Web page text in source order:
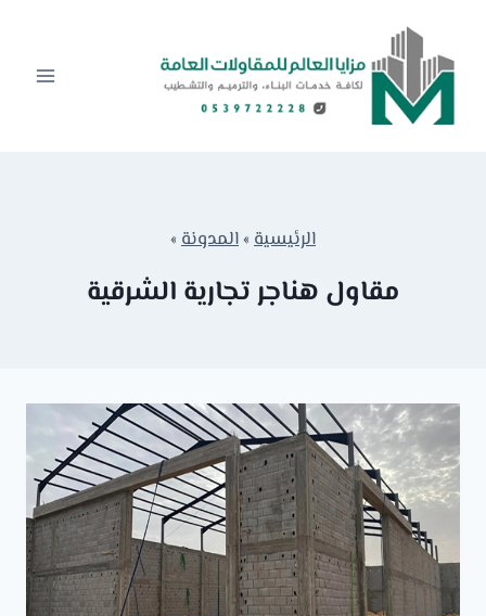
المحتوى
الرئيسية»المدونة»
مقاول هناجر تجارية الشرقية